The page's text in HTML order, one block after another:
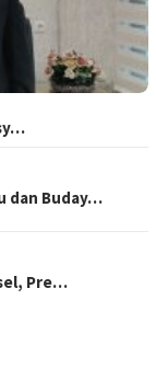
dan Buday…
Pre…